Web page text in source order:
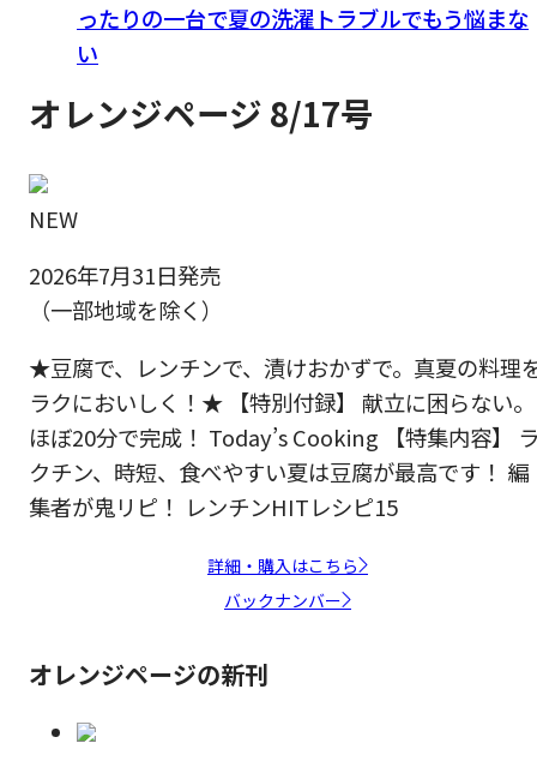
ったりの一台で夏の洗濯トラブルでもう悩まな
い
オレンジページ 8/17号
NEW
2026年7月31日発売
（一部地域を除く）
★豆腐で、レンチンで、漬けおかずで。真夏の料理
ラクにおいしく！★ 【特別付録】 献立に困らない。
ほぼ20分で完成！ Today’s Cooking 【特集内容】
クチン、時短、食べやすい夏は豆腐が最高です！ 編
集者が鬼リピ！ レンチンHITレシピ15
詳細・購入はこちら
バックナンバー
オレンジページの新刊